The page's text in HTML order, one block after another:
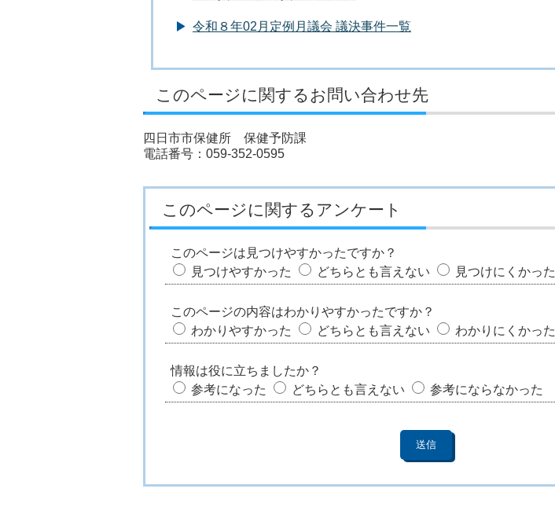
令和８年02月定例月議会 議決事件一覧
このページに関するお問い合わせ先
四日市市保健所 保健予防課
電話番号：059-352-0595
このページに関するアンケート
このページは見つけやすかったですか？
見つけやすかった
どちらとも言えない 見つけにくかった
このページの内容はわかりやすかったですか？
わかりやすかった
どちらとも言えない わかりにくかった
情報は役に立ちましたか？
参考になった
どちらとも言えない 参考にならなかった